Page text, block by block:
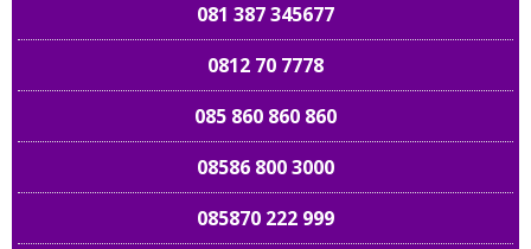
081 387 345677
0812 70 7778
085 860 860 860
08586 800 3000
085870 222 999